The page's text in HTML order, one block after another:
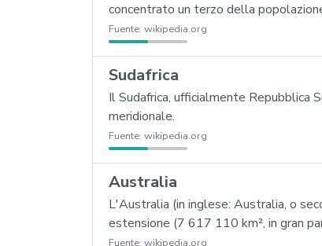
concentrato un terzo della
Fuente: wikipedia.org
Sudafrica
Il Sudafrica, ufficialmente Repubblica
meridionale.
Fuente: wikipedia.org
Australia
L'Australia (in inglese: Australia, o
estensione (7 617 110 km², in gran
Fuente: wikipedia.org